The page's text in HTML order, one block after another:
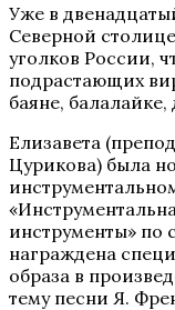
Уже в
Северной
уголков России,
подрастающих
баяне, балалайке,
Елизавета
Цурикова) была
инструменты» по
награждена
образа в
тему песни Я.